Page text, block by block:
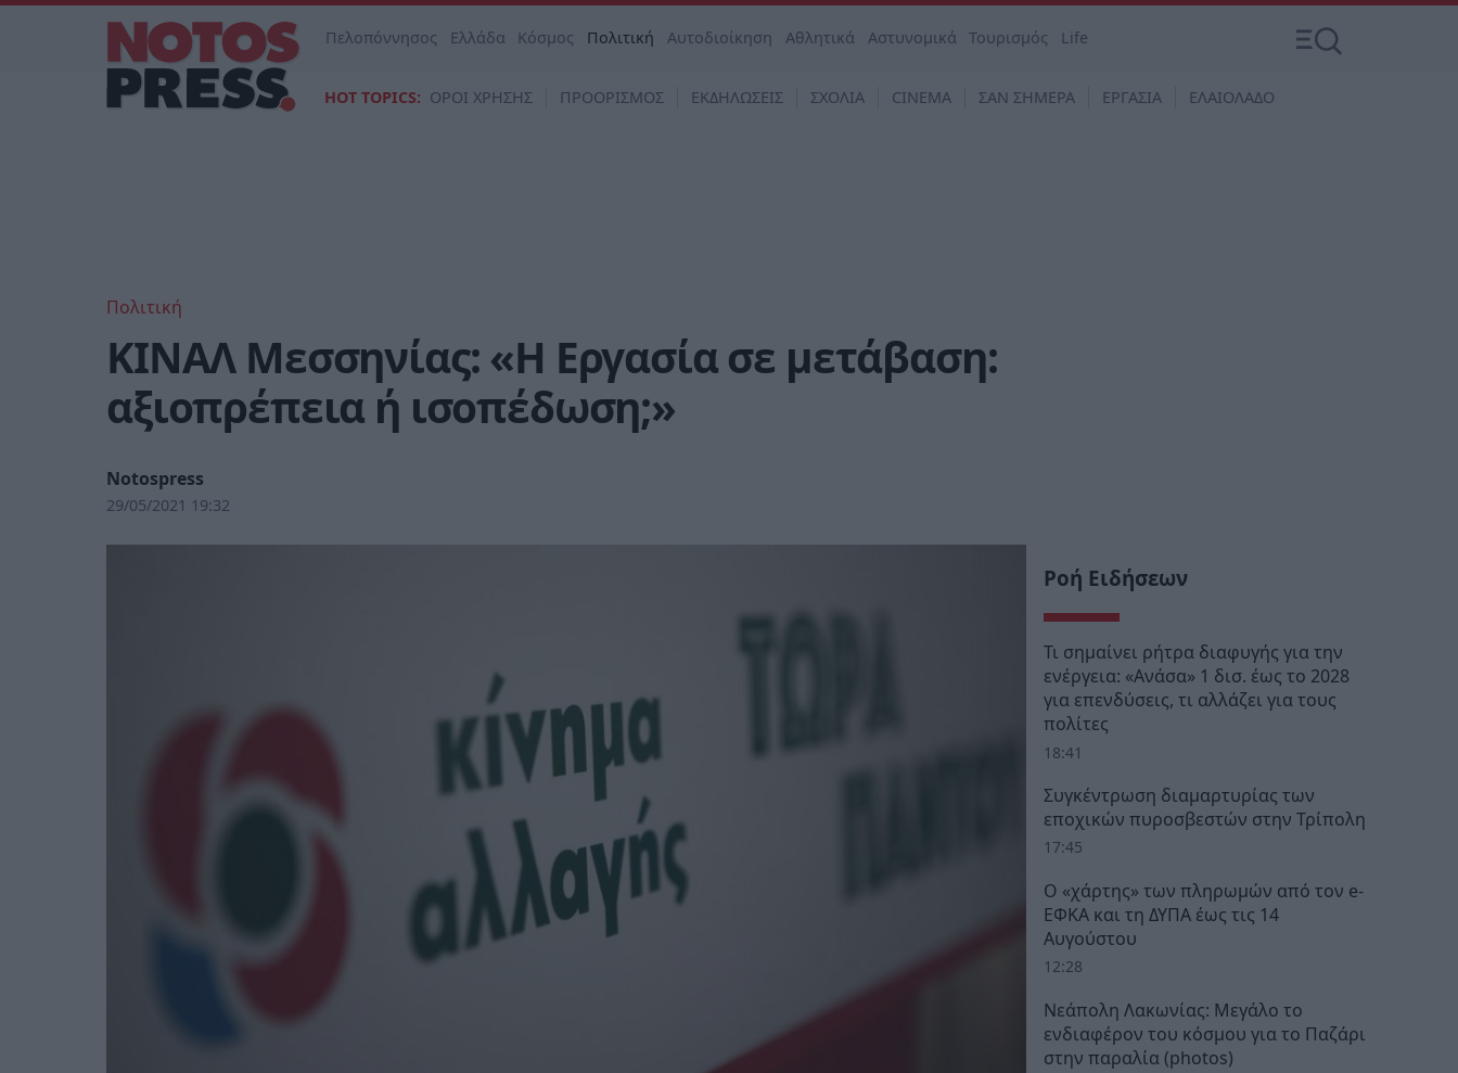
Πελοπόννησος Ελλάδα Κόσμος Πολιτική Αυτοδιοίκηση Αθλητικά Αστυνομικά Τουρισμός Life
HOT TOPICS: ΟΡΟΙ ΧΡΗΣΗΣ ΠΡΟΟΡΙΣΜΟΣ ΕΚΔΗΛΩΣΕΙΣ ΣΧΟΛΙΑ CINEMA ΣΑΝ ΣΗΜΕΡΑ ΕΡΓΑΣΙΑ ΕΛΑΙΟΛΑΔΟ
Πολιτική
ΚΙΝΑΛ Μεσσηνίας: «Η Εργασία σε μετάβαση:
αξιοπρέπεια ή ισοπέδωση;»
Notospress
29/05/2021 19:32
Ροή Ειδήσεων
Τι σημαίνει ρήτρα διαφυγής για την
ενέργεια: «Ανάσα» 1 δισ. έως το 2028
για επενδύσεις, τι αλλάζει για τους
πολίτες
18:41
Συγκέντρωση διαμαρτυρίας των
εποχικών πυροσβεστών στην Τρίπολη
17:45
Ο «χάρτης» των πληρωμών από τον e-
ΕΦΚΑ και τη ΔΥΠΑ έως τις 14
Αυγούστου
12:28
Νεάπολη Λακωνίας: Μεγάλο το
ενδιαφέρον του κόσμου για το Παζάρι
στην παραλία (photos)